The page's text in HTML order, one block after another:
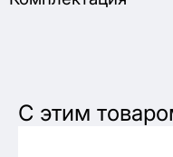
С этим